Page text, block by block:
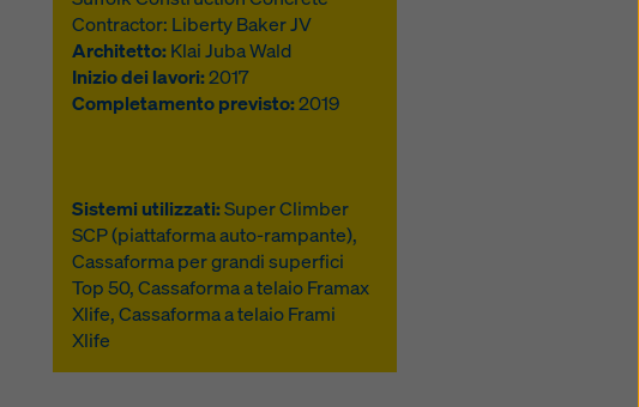
Contractor: Liberty Baker JV
Architetto:Klai Juba Wald
Inizio dei lavori:2017
Completamento previsto:2019
Sistemi utilizzati:Super Climber
SCP (piattaforma auto-rampante),
Cassaforma per grandi superfici
Top 50, Cassaforma a telaio Framax
Xlife, Cassaforma a telaio Frami
Xlife